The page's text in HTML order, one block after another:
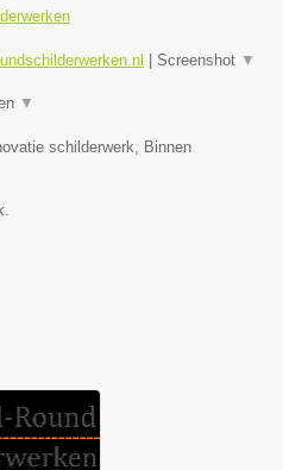
Screenshot ▼
▼
schilderwerk, Binnen